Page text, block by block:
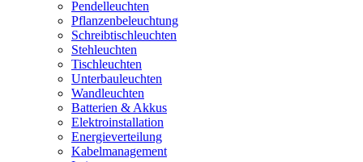
Pendelleuchten
Pflanzenbeleuchtung
Schreibtischleuchten
Stehleuchten
Tischleuchten
Unterbauleuchten
Wandleuchten
Batterien & Akkus
Elektroinstallation
Energieverteilung
Kabelmanagement